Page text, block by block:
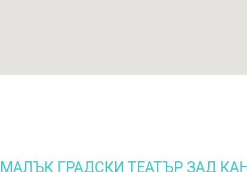
МАЛЪК ГРАДСКИ ТЕАТЪР ЗАД